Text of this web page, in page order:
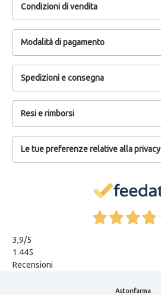
Condizioni di vendita
Modalità di pagamento
Spedizioni e consegna
Resi e rimborsi
Le tue preferenze relative alla privacy
3,9/5
1.445
Recensioni
Astonfarma